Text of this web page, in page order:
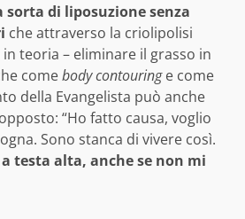
sorta di liposuzione senza
che attraverso la criolipolisi
teoria – eliminare il grasso in
comebody contouringe come
della Evangelista può anche
“Ho fatto causa, voglio
Sono stanca di vivere così.
testa alta, anche se non mi